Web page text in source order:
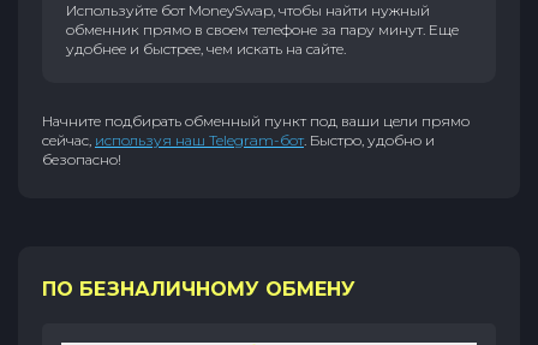
Используйте бот MoneySwap, чтобы найти нужный
обменник прямо в своем телефоне за пару минут. Еще
удобнее и быстрее, чем искать на сайте.
Начните подбирать обменный пункт под ваши цели прямо
сейчас, используя наш Telegram-бот. Быстро, удобно и
безопасно!
ПО БЕЗНАЛИЧНОМУ ОБМЕНУ